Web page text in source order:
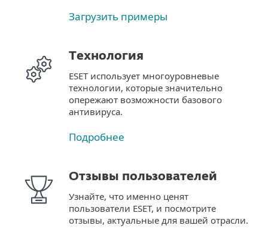
Загрузить примеры
Технология
ESET использует многоуровневые
технологии, которые значительно
опережают возможности базового
антивируса.
Подробнее
Отзывы пользователей
Узнайте, что именно ценят
пользователи ESET, и посмотрите
отзывы, актуальные для вашей отрасли.